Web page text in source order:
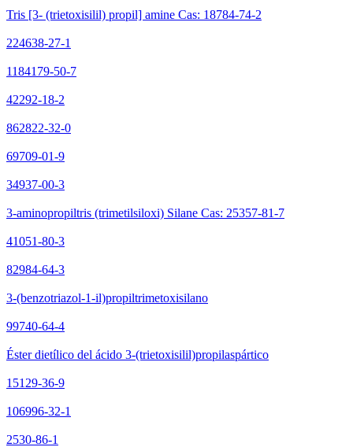
Tris [3- (trietoxisilil) propil] amine Cas: 18784-74-2
224638-27-1
1184179-50-7
42292-18-2
862822-32-0
69709-01-9
34937-00-3
3-aminopropiltris (trimetilsiloxi) Silane Cas: 25357-81-7
41051-80-3
82984-64-3
3-(benzotriazol-1-il)propiltrimetoxisilano
99740-64-4
Éster dietílico del ácido 3-(trietoxisilil)propilaspártico
15129-36-9
106996-32-1
2530-86-1